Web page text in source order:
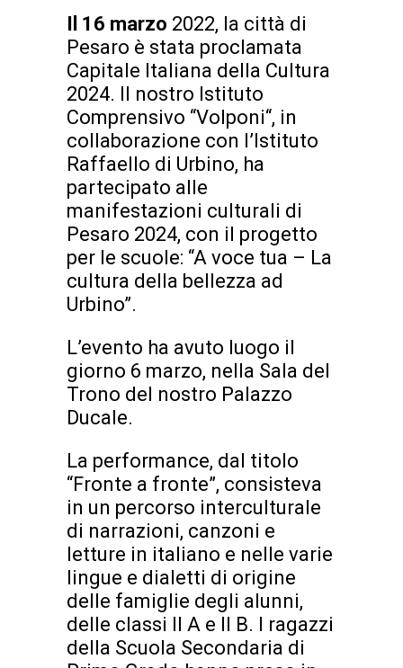
Il 16 marzo 2022, la città di
Pesaro è stata proclamata
Capitale Italiana della Cultura
2024. Il nostro Istituto
Comprensivo “Volponi“, in
collaborazione con l’Istituto
Raffaello di Urbino, ha
partecipato alle
manifestazioni culturali di
Pesaro 2024, con il progetto
per le scuole: “A voce tua – La
cultura della bellezza ad
Urbino”.
L’evento ha avuto luogo il
giorno 6 marzo, nella Sala del
Trono del nostro Palazzo
Ducale.
La performance, dal titolo
“Fronte a fronte”, consisteva
in un percorso interculturale
di narrazioni, canzoni e
letture in italiano e nelle varie
lingue e dialetti di origine
delle famiglie degli alunni,
delle classi II A e II B. I ragazzi
della Scuola Secondaria di